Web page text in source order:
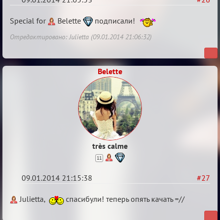
Re:
VIP-
сумрак,
Special for Belette подписали!
Отредактировано: Julietta (09.01.2014 21:06:32)
Belette
très calme
11
#27
09.01.2014 21:15:38
Re:Julietta, спасибули! теперь опять качать =//